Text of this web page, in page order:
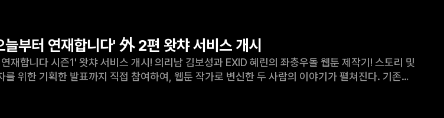
부터 연재합니다' 外 2편 왓챠 서비스 개시
접 참여하여, 웹툰 작가로 변신한 두 사람의 이야기가 펼쳐진다. 기존